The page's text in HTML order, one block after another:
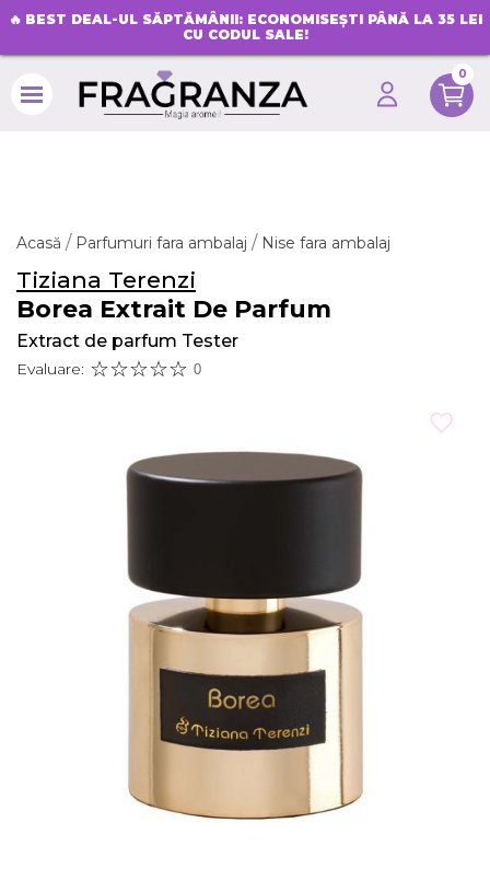
🔥 BEST DEAL-UL SĂPTĂMÂNII: ECONOMISEȘTI PÂNĂ LA 35 LEI
CU CODUL SALE!
0
Acasă Parfumuri fara ambalaj Nise fara ambalaj
Tiziana Terenzi
Borea Extrait De Parfum
Extract de parfum Tester
Evaluare: 0